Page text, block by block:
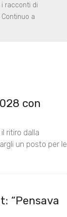
racconti di
a
con
ritiro dalla
un posto per le
“Pensava